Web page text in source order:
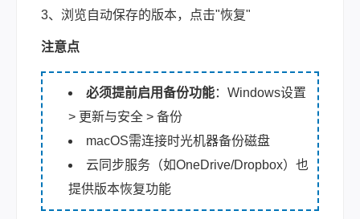
3、浏览自动保存的版本，点击"恢复"
注意点
必须提前启用备份功能：Windows设置
> 更新与安全 > 备份
macOS需连接时光机器备份磁盘
云同步服务（如OneDrive/Dropbox）也
提供版本恢复功能